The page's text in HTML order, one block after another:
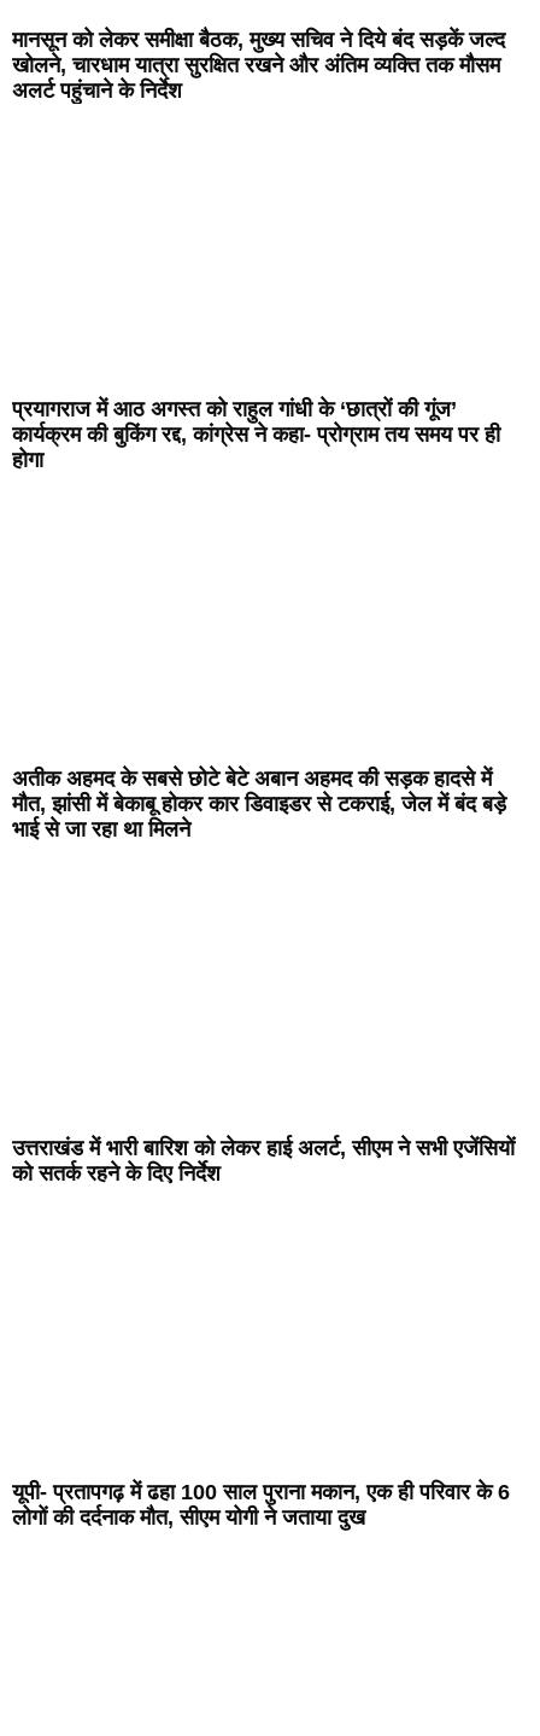
मानसून को लेकर समीक्षा बैठक, मुख्य सचिव ने दिये बंद सड़कें जल्द
खोलने, चारधाम यात्रा सुरक्षित रखने और अंतिम व्यक्ति तक मौसम
अलर्ट पहुंचाने के निर्देश
प्रयागराज में आठ अगस्त को राहुल गांधी के ‘छात्रों की गूंज’
कार्यक्रम की बुकिंग रद्द, कांग्रेस ने कहा- प्रोग्राम तय समय पर ही
होगा
अतीक अहमद के सबसे छोटे बेटे अबान अहमद की सड़क हादसे में
मौत, झांसी में बेकाबू होकर कार डिवाइडर से टकराई, जेल में बंद बड़े
भाई से जा रहा था मिलने
उत्तराखंड में भारी बारिश को लेकर हाई अलर्ट, सीएम ने सभी एजेंसियों
को सतर्क रहने के दिए निर्देश
यूपी- प्रतापगढ़ में ढहा 100 साल पुराना मकान, एक ही परिवार के 6
लोगों की दर्दनाक मौत, सीएम योगी ने जताया दुख